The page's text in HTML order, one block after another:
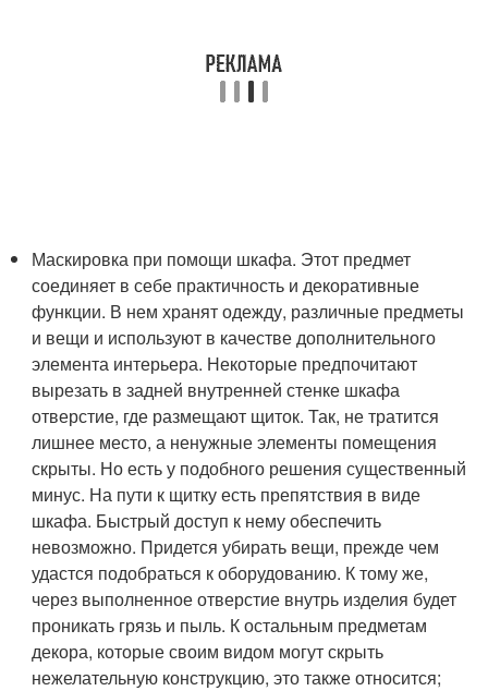
Маскировка при помощи шкафа. Этот предмет
соединяет в себе практичность и декоративные
функции. В нем хранят одежду, различные предметы
и вещи и используют в качестве дополнительного
элемента интерьера. Некоторые предпочитают
вырезать в задней внутренней стенке шкафа
отверстие, где размещают щиток. Так, не тратится
лишнее место, а ненужные элементы помещения
скрыты. Но есть у подобного решения существенный
минус. На пути к щитку есть препятствия в виде
шкафа. Быстрый доступ к нему обеспечить
невозможно. Придется убирать вещи, прежде чем
удастся подобраться к оборудованию. К тому же,
через выполненное отверстие внутрь изделия будет
проникать грязь и пыль. К остальным предметам
декора, которые своим видом могут скрыть
нежелательную конструкцию, это также относится;